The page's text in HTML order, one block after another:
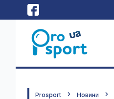
Prosport Новини